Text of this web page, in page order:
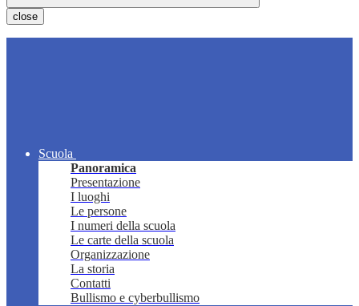
close
Scuola
Panoramica
Presentazione
I luoghi
Le persone
I numeri della scuola
Le carte della scuola
Organizzazione
La storia
Contatti
Bullismo e cyberbullismo